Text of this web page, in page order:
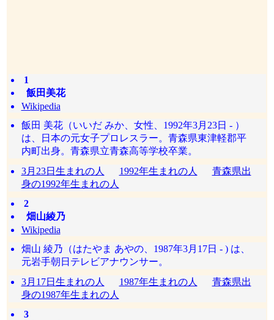
1
飯田美花
Wikipedia
飯田 美花（いいだ みか、女性、1992年3月23日 - ）
は、日本の元女子プロレスラー。青森県東津軽郡平
内町出身。青森県立青森高等学校卒業。
3月23日生まれの人
1992年生まれの人
青森県出
身の1992年生まれの人
2
畑山綾乃
Wikipedia
畑山 綾乃（はたやま あやの、1987年3月17日 - ) は、
元岩手朝日テレビアナウンサー。
3月17日生まれの人
1987年生まれの人
青森県出
身の1987年生まれの人
3